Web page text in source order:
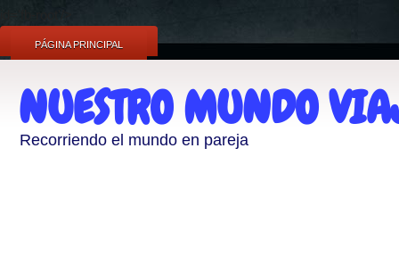
PÁGINA PRINCIPAL
NUESTRO MUNDO
Recorriendo el mundo en pareja